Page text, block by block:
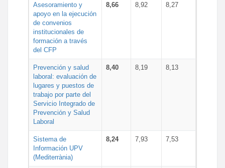
Asesoramiento y
apoyo en la ejecución
de convenios
institucionales de
formación a través
del CFP
8,66 8,92 8,27
Prevención y salud
laboral: evaluación de
lugares y puestos de
trabajo por parte del
Servicio Integrado de
Prevención y Salud
Laboral
8,40 8,19 8,13
Sistema de
Información UPV
(Mediterrània)
8,24 7,93 7,53